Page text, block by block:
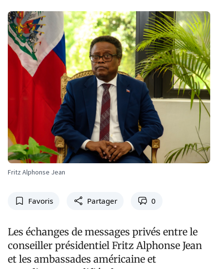
Fritz Alphonse Jean
Favoris Partager 0
Les échanges de messages privés entre le
conseiller présidentiel Fritz Alphonse Jean
et les ambassades américaine et